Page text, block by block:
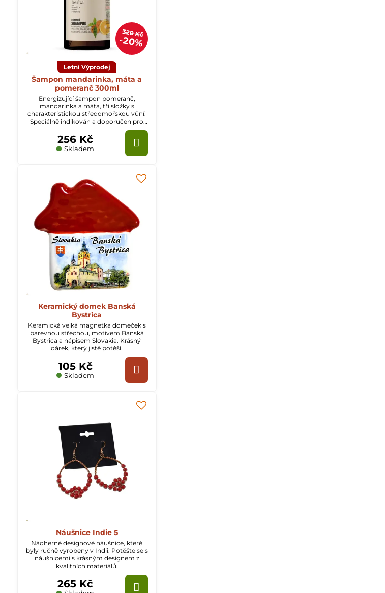
320 Kč
20%
Letní Výprodej
Šampon mandarinka, máta a
pomeranč 300ml
Energizující šampon pomeranč,
mandarinka a máta, tři složky s
charakteristickou středomořskou vůní.
Speciálně indikován a doporučen pro
Skladem
256 Kč
Keramický domek Banská
Bystrica
Keramická velká magnetka domeček s
barevnou střechou, motivem Banská
Bystrica a nápisem Slovakia. Krásný
dárek, který jistě potěší.
Skladem
105 Kč
Náušnice Indie 5
Nádherné designové náušnice, které
byly ručně vyrobeny v Indii. Potěšte se s
náušnicemi s krásným designem z
kvalitních materiálů.
265 Kč